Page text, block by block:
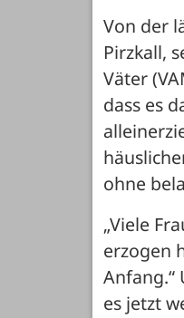
Von der
Pirzkall,
Väter
dass es
ohne
„Viele
erzogen
Anfang.“
es jetzt